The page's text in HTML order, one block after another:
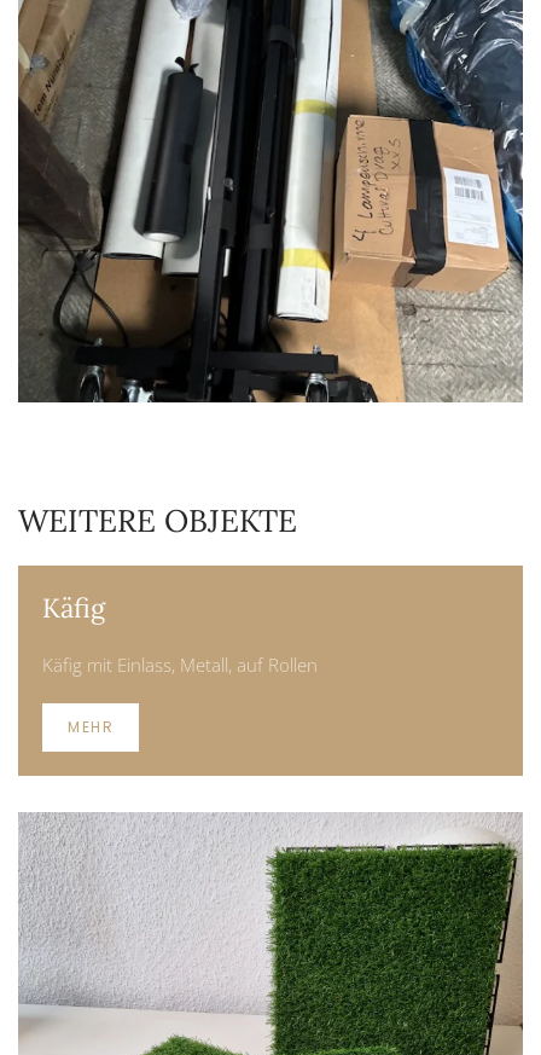
VERGRÖSSERN
WEITERE OBJEKTE
Käfig
Käfig mit Einlass, Metall, auf Rollen
MEHR